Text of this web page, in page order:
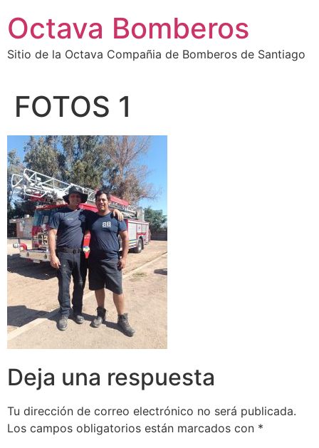
Octava Bomberos
Sitio de la Octava Compañia de Bomberos de Santiago
FOTOS 1
Deja una respuesta
Tu dirección de correo electrónico no será publicada.
Los campos obligatorios están marcados con *